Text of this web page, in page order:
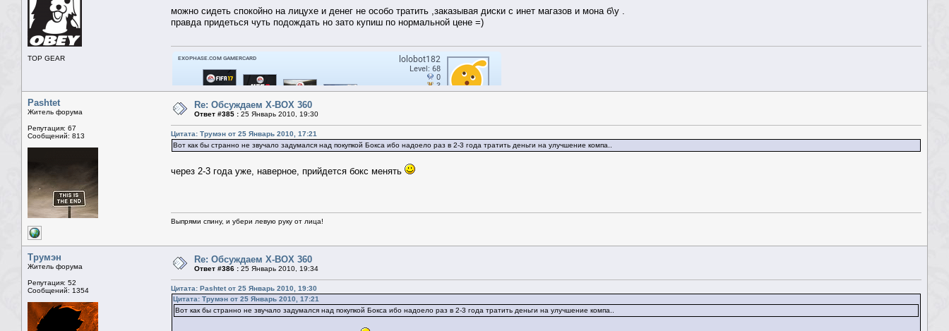
TOP GEAR
можно сидеть спокойно на лицухе и денег не особо тратить ,заказывая диски с инет магазов и мона б\у .
правда придеться чуть подождать но зато купиш по нормальной цене =)
Pashtet
Житель форума
Репутация: 67
Сообщений: 813
Re: Обсуждаем X-BOX 360
Ответ #385 : 25 Январь 2010, 19:30
Цитата: Трумэн от 25 Январь 2010, 17:21
Вот как бы странно не звучало задумался над покупкой Бокса ибо надоело раз в 2-3 года тратить деньги на улучшение компа..
через 2-3 года уже, наверное, прийдется бокс менять
Выпрями спину, и убери левую руку от лица!
Трумэн
Житель форума
Репутация: 52
Сообщений: 1354
Re: Обсуждаем X-BOX 360
Ответ #386 : 25 Январь 2010, 19:34
Цитата: Pashtet от 25 Январь 2010, 19:30
Цитата: Трумэн от 25 Январь 2010, 17:21
Вот как бы странно не звучало задумался над покупкой Бокса ибо надоело раз в 2-3 года тратить деньги на улучшение компа..